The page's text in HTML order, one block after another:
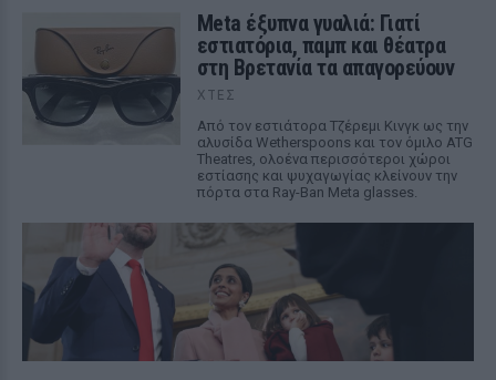
Meta έξυπνα γυαλιά: Γιατί
εστιατόρια, παμπ και θέατρα
στη Βρετανία τα απαγορεύουν
ΧΤΕΣ
Από τον εστιάτορα Τζέρεμι Κινγκ ως την
αλυσίδα Wetherspoons και τον όμιλο ATG
Theatres, ολοένα περισσότεροι χώροι
εστίασης και ψυχαγωγίας κλείνουν την
πόρτα στα Ray-Ban Meta glasses.